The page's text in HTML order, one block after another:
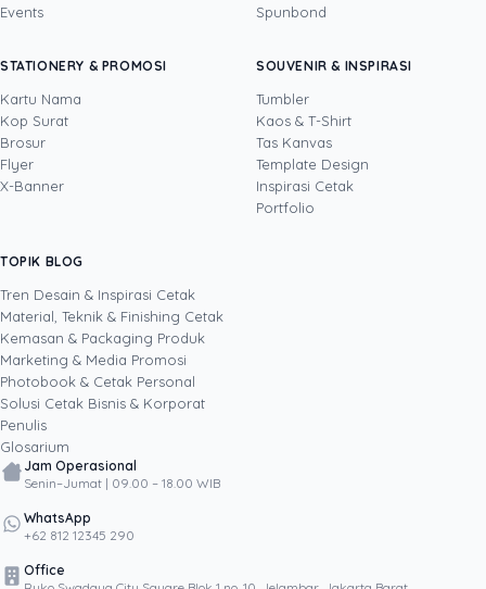
Video Editor yang berfokus pada pembuatan
konten digital kreatif untuk media sosial dan
kebutuhan pemasaran. Di Uprint.id, ia
memproduksi video, fotografi produk, dan
konten visual seputar dunia percetakan, mulai
dari kemasan, stiker, dan banner hingga
merchandise, sambil terus mengembangkan
menarik perhatian, layak dibagikan, dan
membantu bisnis bertumbuh melalui kekuatan
kreativitas serta media digital.
Popular
Events
Spunbond
STATIONERY & PROMOSI
Kartu Nama
Kop Surat
Brosur
Flyer
X-Banner
SOUVENIR & INSPIRASI
Tumbler
Kaos & T-Shirt
Tas Kanvas
Template Design
Inspirasi Cetak
Portfolio
TOPIK BLOG
Tren Desain & Inspirasi Cetak
Material, Teknik & Finishing Cetak
Kemasan & Packaging Produk
Marketing & Media Promosi
Photobook & Cetak Personal
Solusi Cetak Bisnis & Korporat
Penulis
Glosarium
Jam Operasional
Senin–Jumat | 09.00 – 18.00 WIB
WhatsApp
+62 812 12345 290
Office